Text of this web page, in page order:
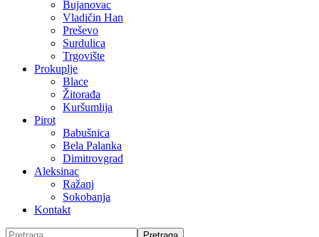
Bujanovac
Vladičin Han
Preševo
Surdulica
Trgovište
Prokuplje
Blace
Žitorađa
Kuršumlija
Pirot
Babušnica
Bela Palanka
Dimitrovgrad
Aleksinac
Ražanj
Sokobanja
Kontakt